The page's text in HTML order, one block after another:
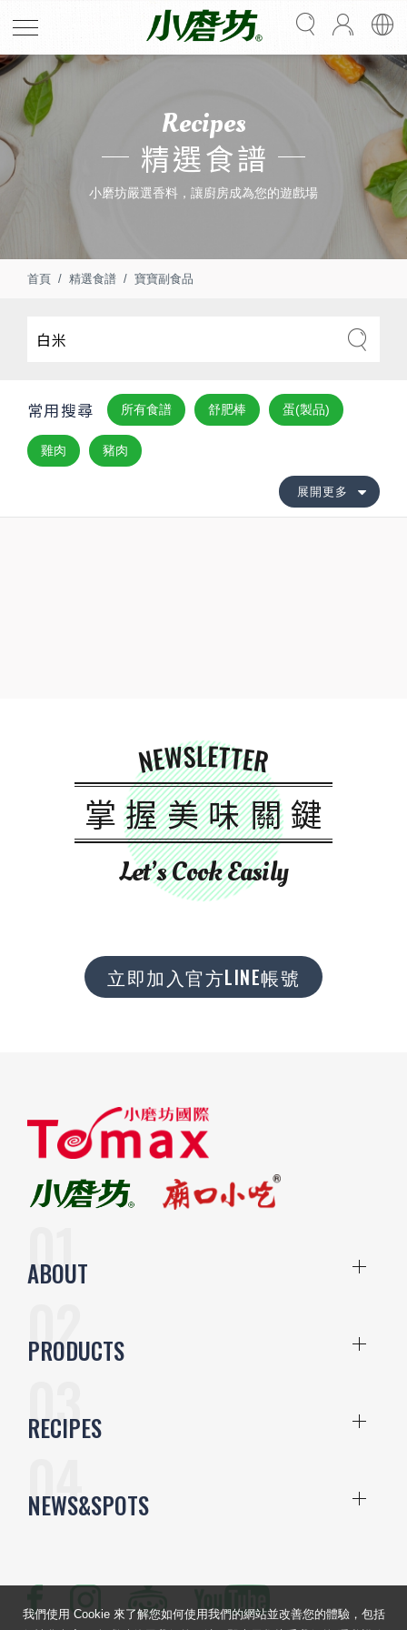
Recipes
精選食譜
小磨坊嚴選香料，讓廚房成為您的遊戲場
首頁 精選食譜 寶寶副食品
常用搜尋 所有食譜 舒肥棒 蛋(製品)
雞肉 豬肉
展開更多
NEWSLETTER
掌握美味關鍵
Let’s Cook Easily
立即加入官方LINE帳號
ABOUT
PRODUCTS
RECIPES
NEWS&SPOTS
我們使用 Cookie 來了解您如何使用我們的網站並改善您的體驗，包括